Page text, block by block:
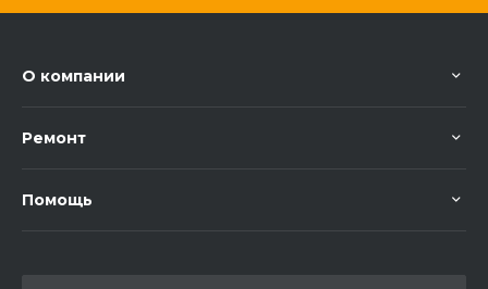
О компании
Ремонт
Помощь